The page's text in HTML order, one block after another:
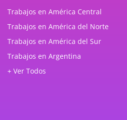
Trabajos en América Central
Trabajos en América del Norte
Trabajos en América del Sur
Trabajos en Argentina
+ Ver Todos